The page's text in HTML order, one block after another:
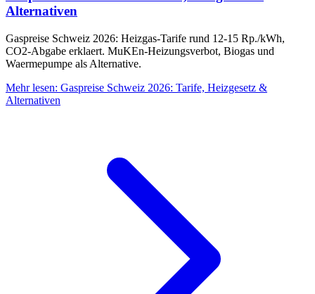
Alternativen
Gaspreise Schweiz 2026: Heizgas-Tarife rund 12-15 Rp./kWh,
CO2-Abgabe erklaert. MuKEn-Heizungsverbot, Biogas und
Waermepumpe als Alternative.
Mehr lesen: Gaspreise Schweiz 2026: Tarife, Heizgesetz &
Alternativen